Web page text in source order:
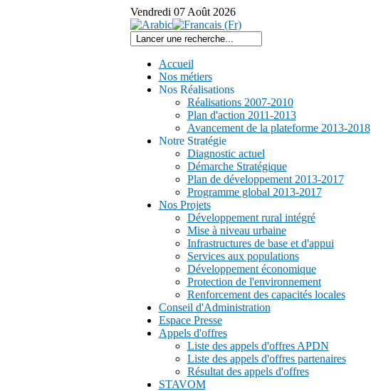
Vendredi 07 Août 2026
Accueil
Nos métiers
Nos Réalisations
Réalisations 2007-2010
Plan d'action 2011-2013
Avancement de la plateforme 2013-2018
Notre Stratégie
Diagnostic actuel
Démarche Stratégique
Plan de développement 2013-2017
Programme global 2013-2017
Nos Projets
Développement rural intégré
Mise à niveau urbaine
Infrastructures de base et d'appui
Services aux populations
Développement économique
Protection de l'environnement
Renforcement des capacités locales
Conseil d'Administration
Espace Presse
Appels d'offres
Liste des appels d'offres APDN
Liste des appels d'offres partenaires
Résultat des appels d'offres
STAVOM